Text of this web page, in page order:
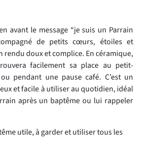
avant le message “je suis un Parrain
de petits cœurs, étoiles et
doux et complice. En céramique,
facilement sa place au petit-
pendant une pause café. C’est un
et facile à utiliser au quotidien, idéal
après un baptême ou lui rappeler
utile, à garder et utiliser tous les